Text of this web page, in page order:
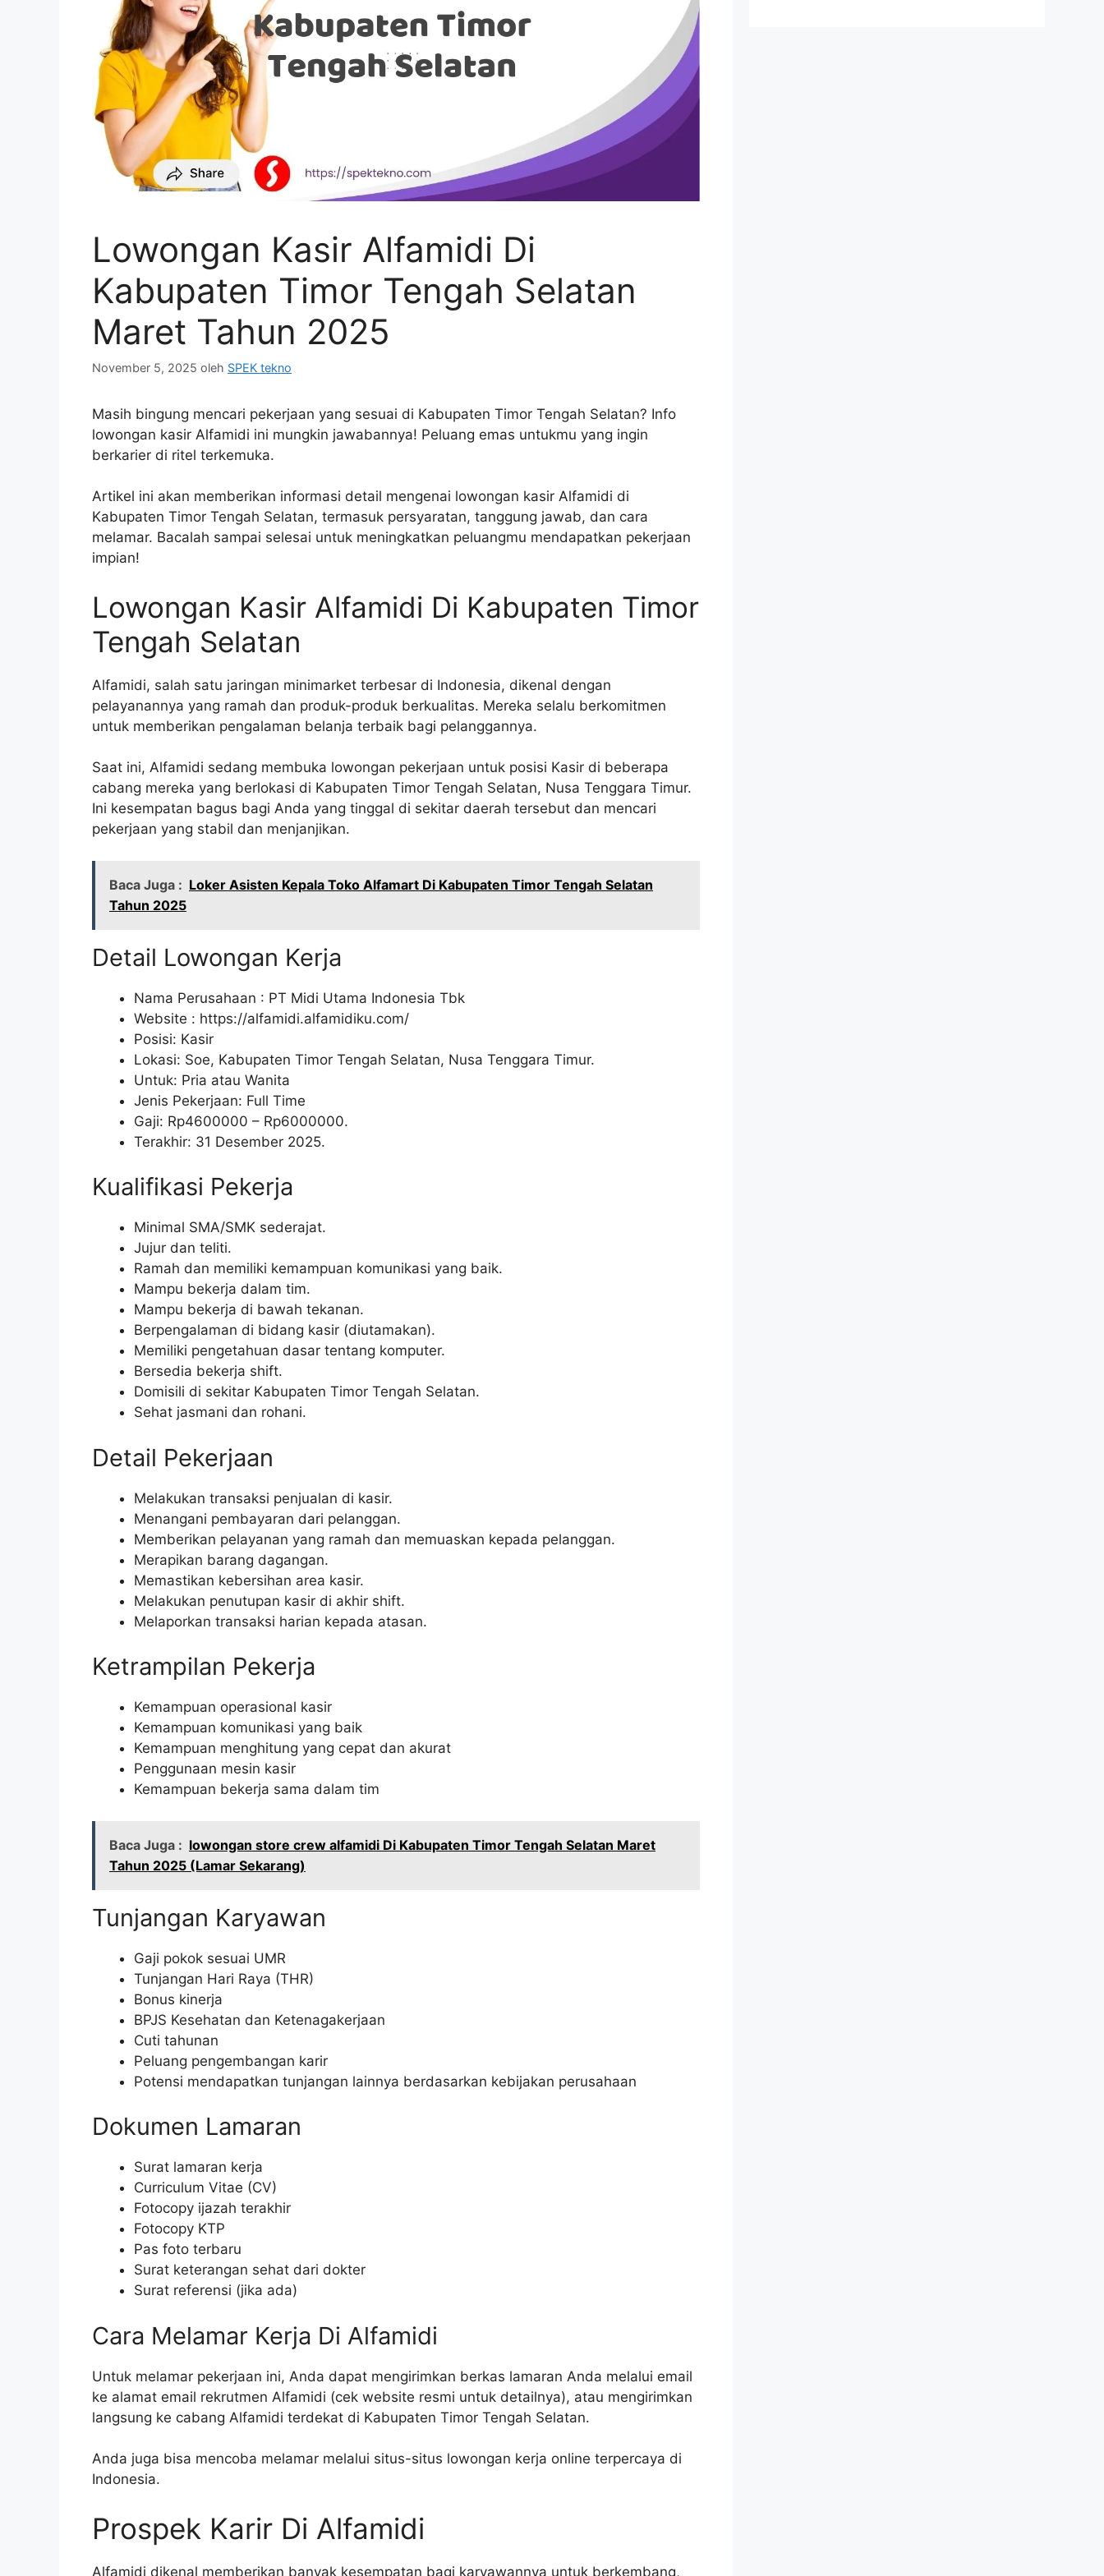
Lowongan Kasir Alfamidi Di
Kabupaten Timor Tengah Selatan
Maret Tahun 2025
November 5, 2025 oleh SPEK tekno
Masih bingung mencari pekerjaan yang sesuai di Kabupaten Timor Tengah Selatan? Info
lowongan kasir Alfamidi ini mungkin jawabannya! Peluang emas untukmu yang ingin
berkarier di ritel terkemuka.
Artikel ini akan memberikan informasi detail mengenai lowongan kasir Alfamidi di
Kabupaten Timor Tengah Selatan, termasuk persyaratan, tanggung jawab, dan cara
melamar. Bacalah sampai selesai untuk meningkatkan peluangmu mendapatkan pekerjaan
impian!
Lowongan Kasir Alfamidi Di Kabupaten Timor
Tengah Selatan
Alfamidi, salah satu jaringan minimarket terbesar di Indonesia, dikenal dengan
pelayanannya yang ramah dan produk-produk berkualitas. Mereka selalu berkomitmen
untuk memberikan pengalaman belanja terbaik bagi pelanggannya.
Saat ini, Alfamidi sedang membuka lowongan pekerjaan untuk posisi Kasir di beberapa
cabang mereka yang berlokasi di Kabupaten Timor Tengah Selatan, Nusa Tenggara Timur.
Ini kesempatan bagus bagi Anda yang tinggal di sekitar daerah tersebut dan mencari
pekerjaan yang stabil dan menjanjikan.
Baca Juga : Loker Asisten Kepala Toko Alfamart Di Kabupaten Timor Tengah Selatan
Tahun 2025
Detail Lowongan Kerja
Nama Perusahaan : PT Midi Utama Indonesia Tbk
Website : https://alfamidi.alfamidiku.com/
Posisi: Kasir
Lokasi: Soe, Kabupaten Timor Tengah Selatan, Nusa Tenggara Timur.
Untuk: Pria atau Wanita
Jenis Pekerjaan: Full Time
Gaji: Rp4600000 – Rp6000000.
Terakhir: 31 Desember 2025.
Kualifikasi Pekerja
Minimal SMA/SMK sederajat.
Jujur dan teliti.
Ramah dan memiliki kemampuan komunikasi yang baik.
Mampu bekerja dalam tim.
Mampu bekerja di bawah tekanan.
Berpengalaman di bidang kasir (diutamakan).
Memiliki pengetahuan dasar tentang komputer.
Bersedia bekerja shift.
Domisili di sekitar Kabupaten Timor Tengah Selatan.
Sehat jasmani dan rohani.
Detail Pekerjaan
Melakukan transaksi penjualan di kasir.
Menangani pembayaran dari pelanggan.
Memberikan pelayanan yang ramah dan memuaskan kepada pelanggan.
Merapikan barang dagangan.
Memastikan kebersihan area kasir.
Melakukan penutupan kasir di akhir shift.
Melaporkan transaksi harian kepada atasan.
Ketrampilan Pekerja
Kemampuan operasional kasir
Kemampuan komunikasi yang baik
Kemampuan menghitung yang cepat dan akurat
Penggunaan mesin kasir
Kemampuan bekerja sama dalam tim
Baca Juga : lowongan store crew alfamidi Di Kabupaten Timor Tengah Selatan Maret
Tahun 2025 (Lamar Sekarang)
Tunjangan Karyawan
Gaji pokok sesuai UMR
Tunjangan Hari Raya (THR)
Bonus kinerja
BPJS Kesehatan dan Ketenagakerjaan
Cuti tahunan
Peluang pengembangan karir
Potensi mendapatkan tunjangan lainnya berdasarkan kebijakan perusahaan
Dokumen Lamaran
Surat lamaran kerja
Curriculum Vitae (CV)
Fotocopy ijazah terakhir
Fotocopy KTP
Pas foto terbaru
Surat keterangan sehat dari dokter
Surat referensi (jika ada)
Cara Melamar Kerja Di Alfamidi
Untuk melamar pekerjaan ini, Anda dapat mengirimkan berkas lamaran Anda melalui email
ke alamat email rekrutmen Alfamidi (cek website resmi untuk detailnya), atau mengirimkan
langsung ke cabang Alfamidi terdekat di Kabupaten Timor Tengah Selatan.
Anda juga bisa mencoba melamar melalui situs-situs lowongan kerja online terpercaya di
Indonesia.
Prospek Karir Di Alfamidi
Alfamidi dikenal memberikan banyak kesempatan bagi karyawannya untuk berkembang,